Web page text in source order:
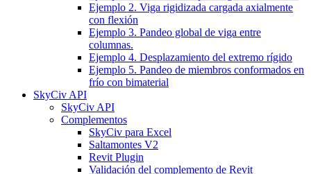
Ejemplo 2. Viga rigidizada cargada axialmente
con flexión
Ejemplo 3. Pandeo global de viga entre
columnas.
Ejemplo 4. Desplazamiento del extremo rígido
Ejemplo 5. Pandeo de miembros conformados en
frío con bimaterial
SkyCiv API
SkyCiv API
Complementos
SkyCiv para Excel
Saltamontes V2
Revit Plugin
Validación del complemento de Revit